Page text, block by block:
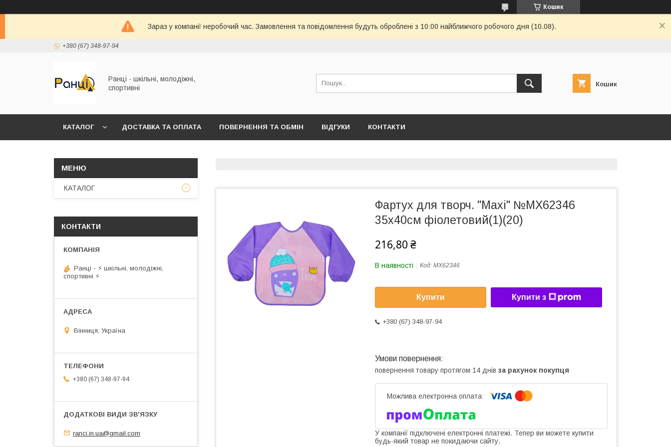
Кошик
Зараз у компанії неробочий час. Замовлення та повідомлення будуть оброблені з 10:00 найближчого робочого дня (10.08).
+380 (67) 348-97-94
Ранці - шкільні, молодіжні,
спортивні
Кошик
КАТАЛОГ ДОСТАВКА ТА ОПЛАТА ПОВЕРНЕННЯ ТА ОБМІН ВІДГУКИ КОНТАКТИ
Фартух для творч. "Maxi" №MX62346
35х40см фіолетовий(1)(20)
216,80 ₴
В наявності Код: MX62346
Купити Купити з
+380 (67) 348-97-94
повернення товару протягом 14 днів за рахунок покупця
У компанії підключені електронні платежі. Тепер ви можете купити
будь-який товар не покидаючи сайту.
КАТАЛОГ
КОНТАКТИ
Ранці - ⚡ шкільні, молодіжні,
спортивні ⚡
Вінниця, Україна
+380 (67) 348-97-94
ranci.in.ua@gmail.com